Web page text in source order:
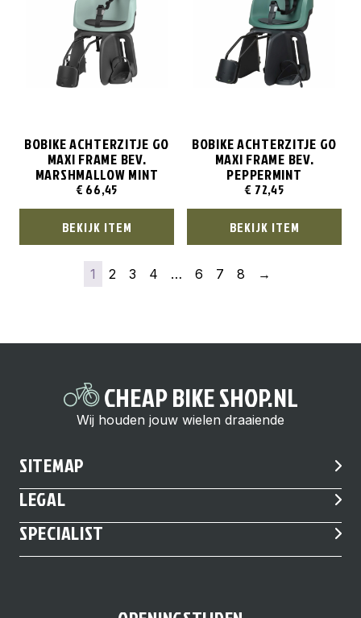
BOBIKE ACHTERZITJE GO
MAXI FRAME BEV.
MARSHMALLOW MINT
€ 66,45
BEKIJK ITEM
BOBIKE ACHTERZITJE GO
MAXI FRAME BEV.
PEPPERMINT
€ 72,45
BEKIJK ITEM
1 2 3 4 … 6 7 8 →
CHEAP BIKE SHOP.NL
Wij houden jouw wielen draaiende
SITEMAP
LEGAL
SPECIALIST